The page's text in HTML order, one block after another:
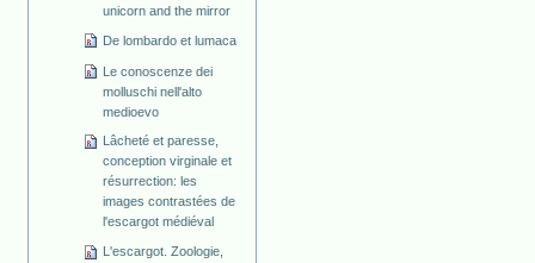
unicorn and the mirror
De lombardo et lumaca
Le conoscenze dei
molluschi nell'alto
medioevo
Lâcheté et paresse,
conception virginale et
résurrection: les
images contrastées de
l'escargot médiéval
L'escargot. Zoologie,